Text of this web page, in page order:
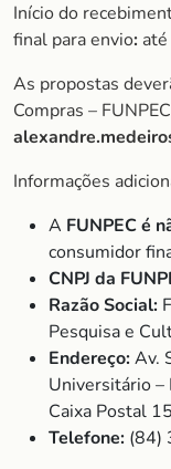
Início do
final para envio: até
As propostas
Compras –
Informações
A FUNPEC é
consumidor
CNPJ da
Razão Social:
Pesquisa e
Endereço:Av.
Universitário –
Caixa Postal
Telefone: (84)